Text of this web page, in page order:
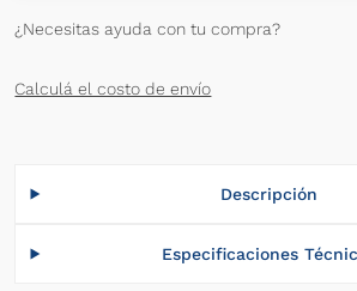
¿Necesitas ayuda con tu compra?
Calculá el costo de envío
Descripción
Especificaciones